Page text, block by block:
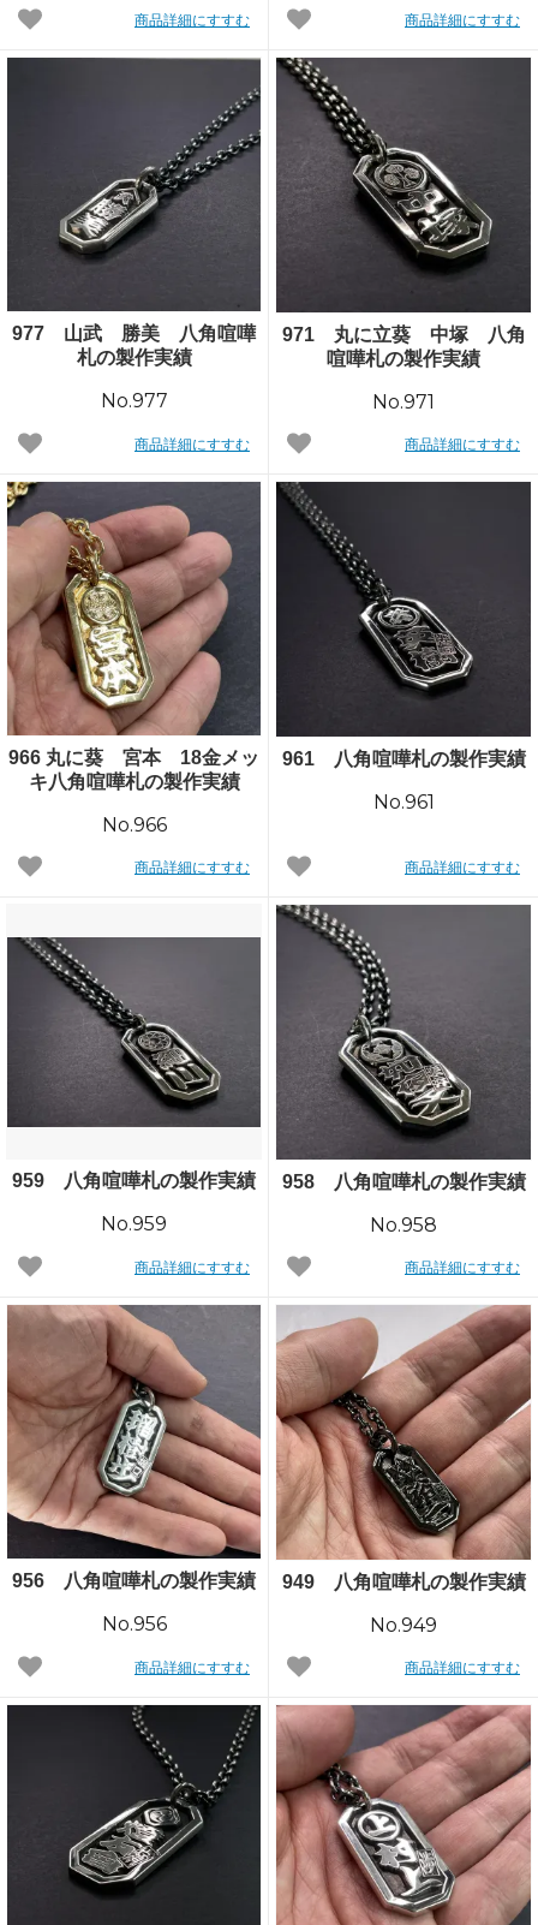
商品詳細にすすむ 商品詳細にすすむ
977 山武 勝美 八角喧嘩
札の製作実績
No.977
商品詳細にすすむ
971 丸に立葵 中塚 八角
喧嘩札の製作実績
No.971
商品詳細にすすむ
966 丸に葵 宮本 18金メッ
キ八角喧嘩札の製作実績
No.966
商品詳細にすすむ
961 八角喧嘩札の製作実績
No.961
商品詳細にすすむ
959 八角喧嘩札の製作実績
No.959
商品詳細にすすむ
958 八角喧嘩札の製作実績
No.958
商品詳細にすすむ
956 八角喧嘩札の製作実績
No.956
商品詳細にすすむ
949 八角喧嘩札の製作実績
No.949
商品詳細にすすむ